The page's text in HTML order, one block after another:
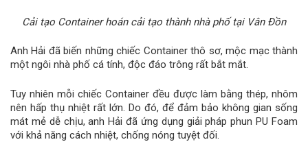
Cải tạo Container hoán cải tạo thành nhà phố tại Vân Đồn
Anh Hải đã biến những chiếc Container thô sơ, mộc mạc thành
một ngôi nhà phố cá tính, độc đáo trông rất bắt mắt.
Tuy nhiên mỗi chiếc Container đều được làm bằng thép, nhôm
nên hấp thụ nhiệt rất lớn. Do đó, để đảm bảo không gian sống
mát mẻ dễ chịu, anh Hải đã ứng dụng giải pháp phun PU Foam
với khả năng cách nhiệt, chống nóng tuyệt đối.